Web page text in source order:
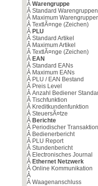
Â Warengruppe
Â Standard Warengruppen
Â Maximum
Â TextlÃ¤nge (Zeichen)
Â PLU
Â Standard Artikel
Â Maximum Artikel
Â TextlÃ¤nge (Zeichen)
Â EAN
Â Standard EANs
Â Maximum EANs
Â PLU / EAN Bestand
Â Preis Level
Â Anzahl Bediener
Â Tischfunktion
Â Kreditkundenfunktion
Â SteuersÃ¤tze
Â Berichte
Â Periodischer
Â Bedienerbericht
Â PLU Report
Â Stundenbericht
Â Electronisches Journal
Â Ethernet Netzwerk
Â Online Kommunikation
Â
Â Waagenanschluss